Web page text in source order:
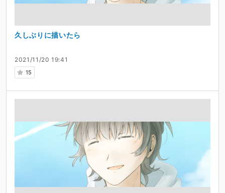
2021/11/20 19:41
15
久しぶりに描いたら